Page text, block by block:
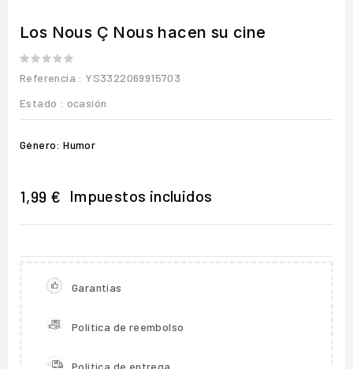
Los Nous Ç Nous hacen su cine
Referencia : YS3322069915703
Estado : ocasión
Género: Humor
1,99 € Impuestos incluidos
Garantías
Política de reembolso
Política de entrega